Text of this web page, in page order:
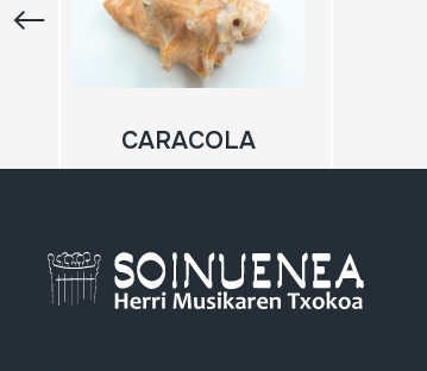
CARACOLA